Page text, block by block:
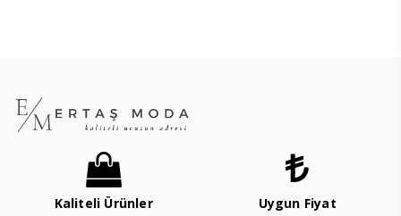
Kaliteli Ürünler
Uygun Fiyat